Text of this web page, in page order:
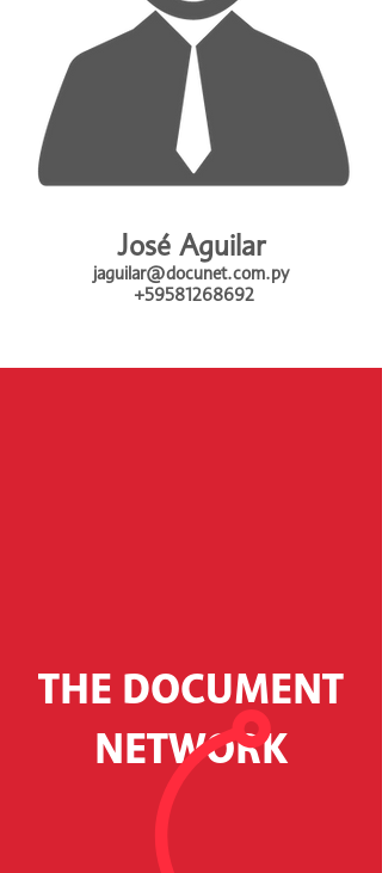
José Aguilar
jaguilar@docunet.com.py
+59581268692
THE DOCUMENT
NETWORK